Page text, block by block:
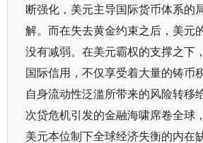
断强化，美元主导国际货币体系的
解。而在失去黄金约束之后，美元
没有减弱。在美元霸权的支撑之下
国际信用，不仅享受着大量的铸币
自身流动性泛滥所带来的风险转移
次贷危机引发的金融海啸席卷全球
美元本位制下全球经济失衡的内在